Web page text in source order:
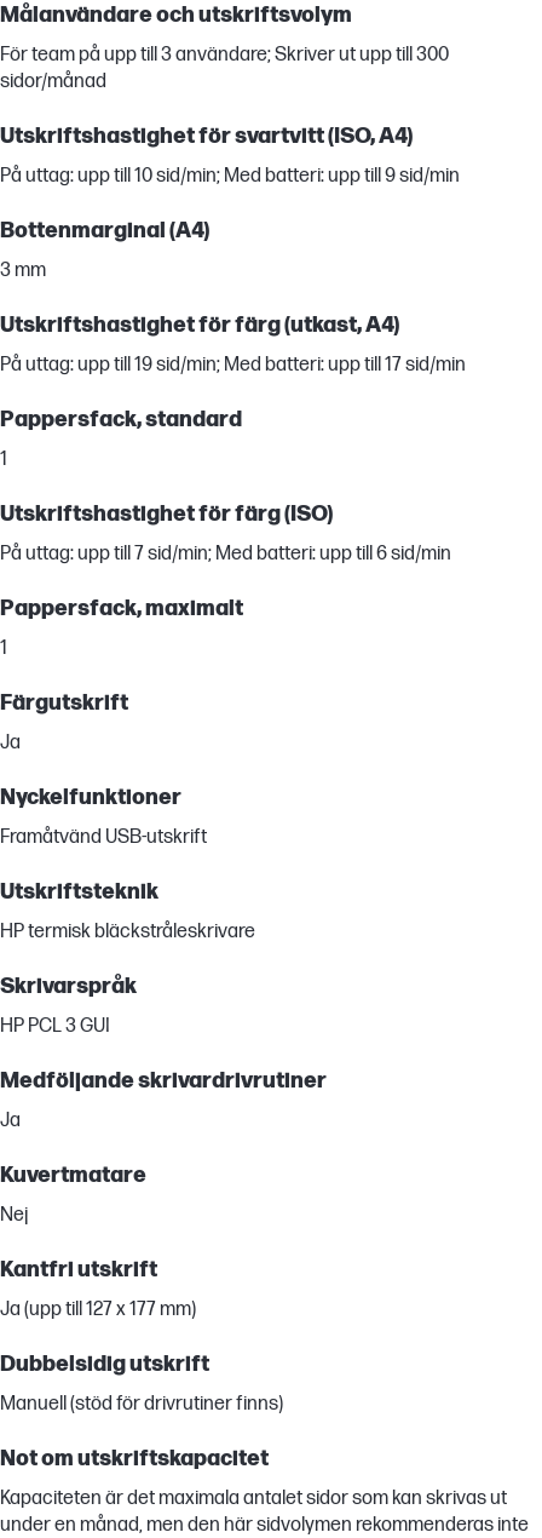
Målanvändare och utskriftsvolym
För team på upp till 3 användare; Skriver ut upp till 300
sidor/månad
Utskriftshastighet för svartvitt (ISO, A4)
På uttag: upp till 10 sid/min; Med batteri: upp till 9 sid/min
Bottenmarginal (A4)
3 mm
Utskriftshastighet för färg (utkast, A4)
På uttag: upp till 19 sid/min; Med batteri: upp till 17 sid/min
Pappersfack, standard
1
Utskriftshastighet för färg (ISO)
På uttag: upp till 7 sid/min; Med batteri: upp till 6 sid/min
Pappersfack, maximalt
1
Färgutskrift
Ja
Nyckelfunktioner
Framåtvänd USB-utskrift
Utskriftsteknik
HP termisk bläckstråleskrivare
Skrivarspråk
HP PCL 3 GUI
Medföljande skrivardrivrutiner
Ja
Kuvertmatare
Nej
Kantfri utskrift
Ja (upp till 127 x 177 mm)
Dubbelsidig utskrift
Manuell (stöd för drivrutiner finns)
Not om utskriftskapacitet
Kapaciteten är det maximala antalet sidor som kan skrivas ut
under en månad, men den här sidvolymen rekommenderas inte